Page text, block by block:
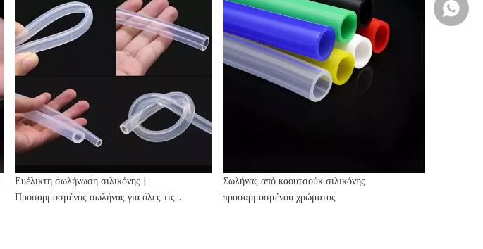
Ευέλικτη σωλήνωση σιλικόνης |
Προσαρμοσμένος σωλήνας για όλες τις
Σωλήνας από καουτσούκ σιλικόνης
προσαρμοσμένου χρώματος
+86-